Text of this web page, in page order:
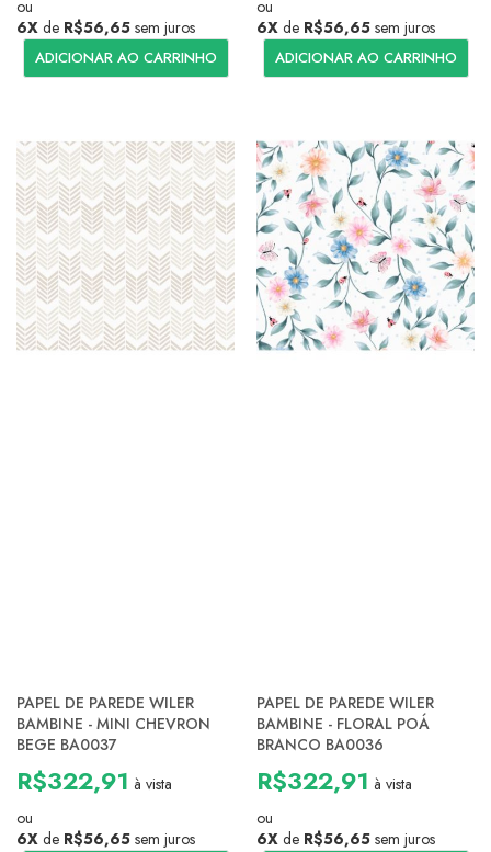
ou
6X de R$56,65 sem juros
ADICIONAR AO CARRINHO
ou
6X de R$56,65 sem juros
ADICIONAR AO CARRINHO
PAPEL DE PAREDE WILER
BAMBINE - MINI CHEVRON
BEGE BA0037
R$322,91 à vista
ou
6X de R$56,65 sem juros
PAPEL DE PAREDE WILER
BAMBINE - FLORAL POÁ
BRANCO BA0036
R$322,91 à vista
ou
6X de R$56,65 sem juros